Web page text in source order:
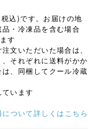
込)です。お届けの地
・冷凍品を含む場合
す
文いただいた場合は、
それぞれに送料がかか
、同梱してクール冷蔵
います
について詳しくはこちら